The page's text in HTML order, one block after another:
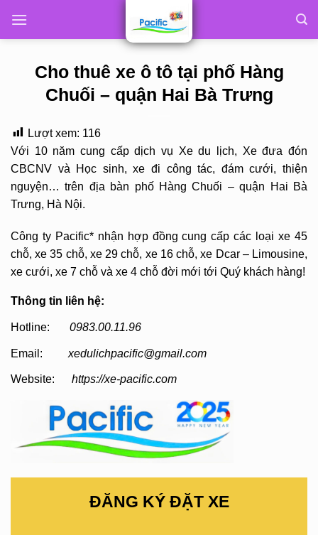
Cho thuê xe ô tô tại phố Hàng
Chuối – quận Hai Bà Trưng
Lượt xem: 116
Với 10 năm cung cấp dịch vụ Xe du lịch, Xe đưa đón
CBCNV và Học sinh, xe đi công tác, đám cưới, thiện
nguyện… trên địa bàn phố Hàng Chuối – quận Hai Bà
Trưng, Hà Nội.
Công ty Pacific* nhận hợp đồng cung cấp các loại xe 45
chỗ, xe 35 chỗ, xe 29 chỗ, xe 16 chỗ, xe Dcar – Limousine,
xe cưới, xe 7 chỗ và xe 4 chỗ đời mới tới Quý khách hàng!
Thông tin liên hệ:
Hotline: 0983.00.11.96
Email: xedulichpacific@gmail.com
Website: https://xe-pacific.com
ĐĂNG KÝ ĐẶT XE